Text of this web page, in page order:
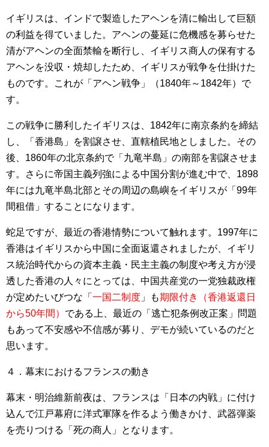
イギリスは、インドで製造したアヘンを清に輸出して巨額
の利益を得ていました。アヘンの蔓延に危機感を募らせた
清がアヘンの全面禁輸を断行し、イギリス商人の保有する
アヘンを没収・焼却したため、イギリスが戦争を仕掛けた
ものです。これが「アヘン戦争」（1840年～1842年）で
す。
この戦争に勝利したイギリスは、1842年に南京条約を締結
し、「香港島」を割譲させ、直轄植民地としました。その
後、1860年の北京条約で「九竜半島」の南部を割譲させま
す。さらに帝国主義列強による中国分割が進む中で、1898
年には九竜半島北部とその周辺の島嶼をイギリスが「99年
間租借」することになります。
蛇足ですが、最近の香港情勢について触れます。1997年に
香港はイギリスから中国に全面返還されましたが、イギリ
ス統治時代からの資本主義・民主主義の制度や考え方が浸
透した香港の人々にとっては、中国共産党の一党独裁政権
が定めたいびつな「 一国二制度 」も期限付き（香港返還日
から50年間） である上、最近の「逃亡犯条例改正案」問題
もあって不安感や不信感が募り、デモが続いているのだと
思います。
４．幕末におけるフランスの動き
幕末・明治維新前夜は、フランスは「日本の内戦」に付け
込んで江戸幕府に洋式軍隊を作るよう働きかけ、武器弾薬
を売りつける「死の商人」となります。